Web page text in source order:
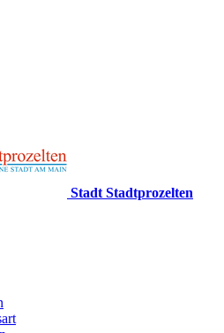
Stadt Stadtprozelten